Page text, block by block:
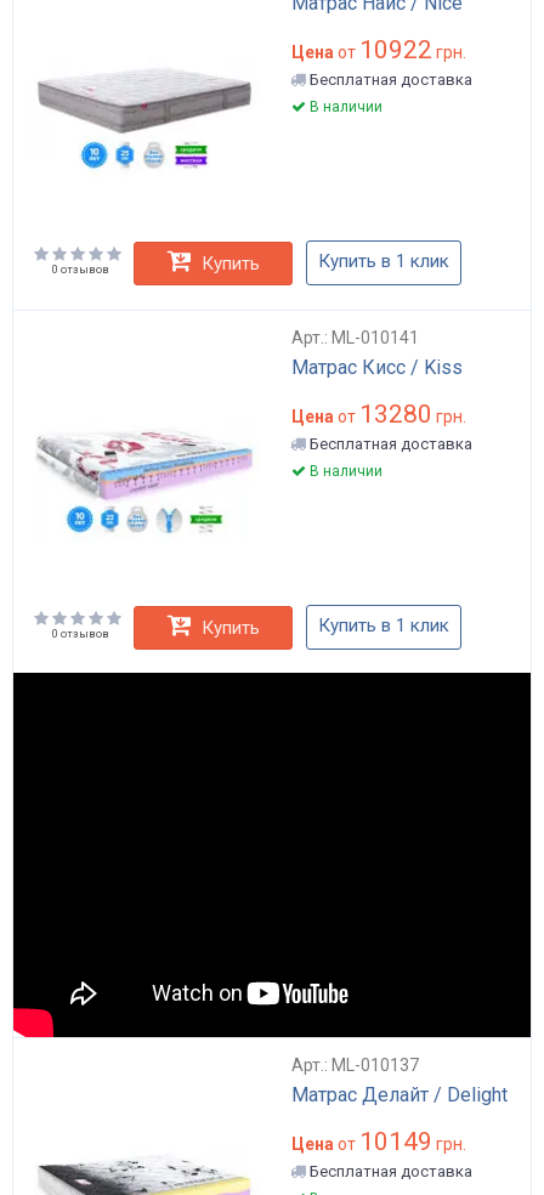
Цена от 10922 грн.
Бесплатная доставка
В наличии
0 отзывов Купить Купить в 1 клик
Арт.: ML-010141
Матрас Кисс / Kiss
Цена от 13280 грн.
Бесплатная доставка
В наличии
0 отзывов Купить Купить в 1 клик
Арт.: ML-010137
Матрас Делайт / Delight
Цена от 10149 грн.
Бесплатная доставка